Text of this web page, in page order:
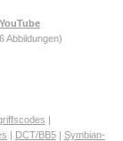
YouTube
Abbildungen)
|
| DCT/BB5| Symbian-